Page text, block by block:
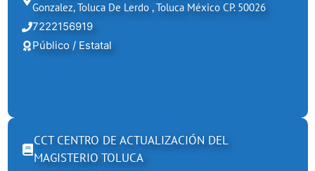
Gonzalez, Toluca De Lerdo , Toluca México CP. 50026
7222156919
Público / Estatal
CCT CENTRO DE ACTUALIZACIÓN DEL
MAGISTERIO TOLUCA